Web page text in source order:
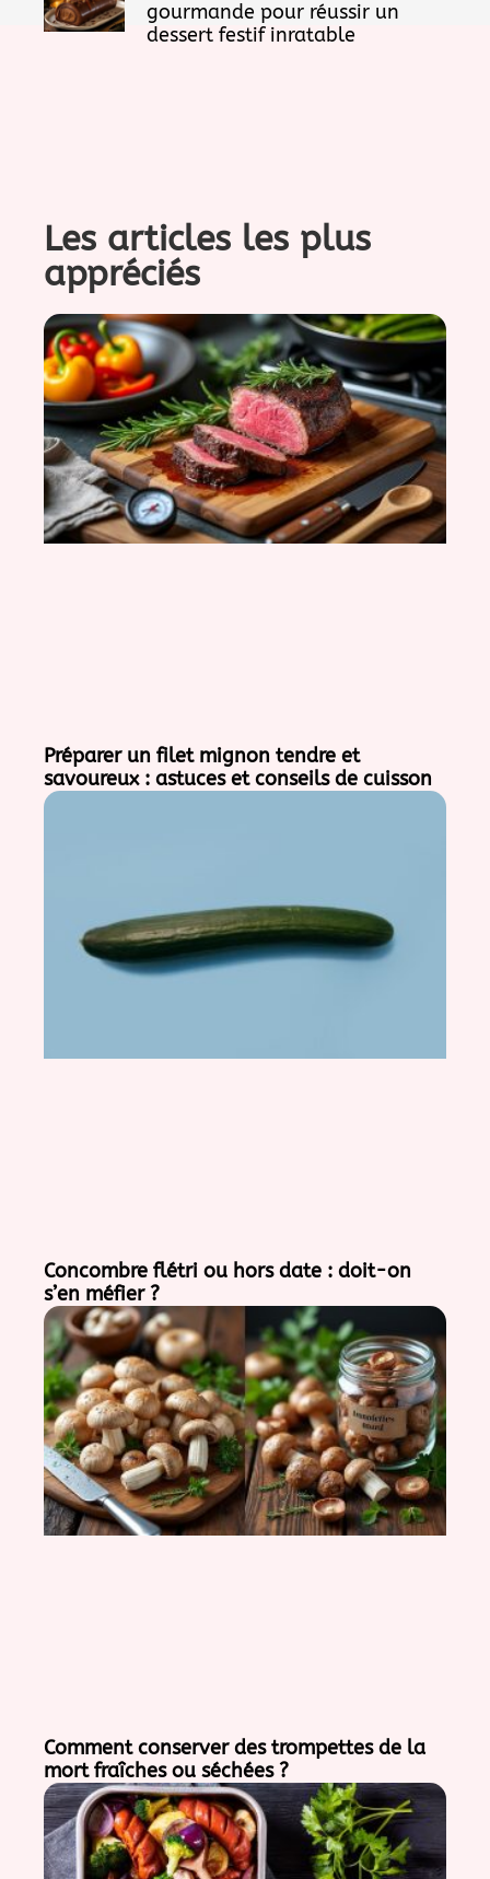
gourmande pour réussir un
dessert festif inratable
Les articles les plus
appréciés
Préparer un filet mignon tendre et
savoureux : astuces et conseils de cuisson
Concombre flétri ou hors date : doit-on
s’en méfier ?
Comment conserver des trompettes de la
mort fraîches ou séchées ?